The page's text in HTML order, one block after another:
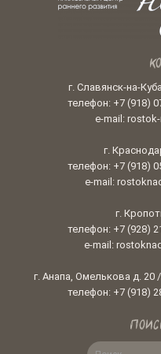
г. Славянск-на-
телефон: +7 (918)
e-mail:
г.
телефон: +7 (918)
e-mail:
г.
телефон: +7 (928)
e-mail:
г. Анапа, Омелькова д. 20
телефон: +7 (918)